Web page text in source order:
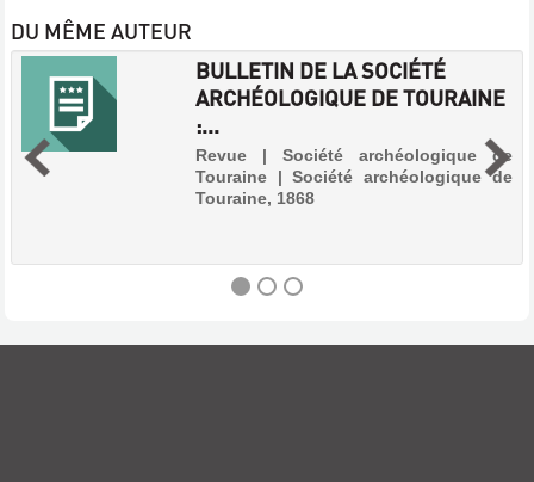
DU MÊME AUTEUR
BULLETIN DE LA SOCIÉTÉ
ARCHÉOLOGIQUE DE TOURAINE
:...
Revue | Société archéologique de
Touraine | Société archéologique de
Touraine, 1868